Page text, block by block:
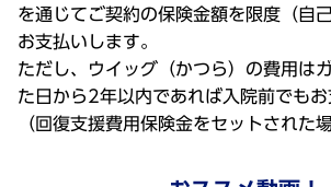
を通じてご契約の保険金額を限度（自
お支払いします。
ただし、ウイッグ（かつら）の費用は
た日から2年以内であれば入院前でもお
（回復支援費用保険金をセットされた場